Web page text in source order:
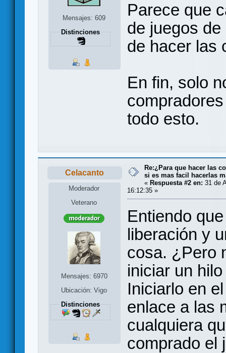
Mensajes: 609
Distinciones
Parece que
de juegos
de hacer las
En fin, solo
todo esto.
Celacanto
Moderador
Veterano
Mensajes: 6970
Ubicación: Vigo
Distinciones
Re:¿Para que hacer las
si es mas facil hacerlas
« Respuesta #2 en: 31 de
16:12:35 »
Entiendo
liberación y
cosa. ¿Pero
iniciar un
Iniciarlo en
enlace a las
cualquiera
comprado el